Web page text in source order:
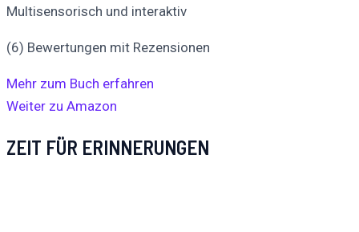
Multisensorisch und interaktiv
(6) Bewertungen mit Rezensionen
Mehr zum Buch erfahren
Weiter zu Amazon
ZEIT FÜR ERINNERUNGEN